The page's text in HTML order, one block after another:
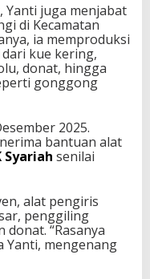
Yanti juga menjabat
di Kecamatan
ia memproduksi
kue kering,
donat, hingga
gonggong
2025.
bantuan alat
Syariah senilai
alat pengiris
penggiling
“Rasanya
Yanti, mengenang